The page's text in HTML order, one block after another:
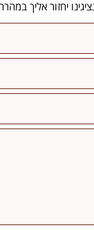
יחזור אליך